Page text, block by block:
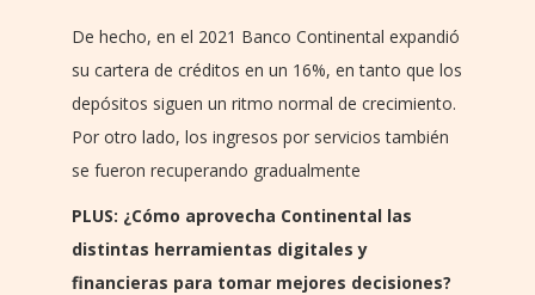
De hecho, en el 2021 Banco Continental expandió
su cartera de créditos en un 16%, en tanto que los
depósitos siguen un ritmo normal de crecimiento.
Por otro lado, los ingresos por servicios también
se fueron recuperando gradualmente
PLUS: ¿Cómo aprovecha Continental las
distintas herramientas digitales y
financieras para tomar mejores decisiones?